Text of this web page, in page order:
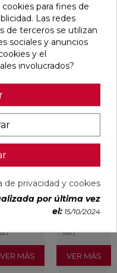
interesar
MATE
Colorker
VER MÁS
GREY MATE
29,5X59,5
Ref:
91086932
Colorker
PVP
32,07 €
incl.)
VER MÁS
para fines de
Las redes
de terceros se utilizan
sociales y anuncios
y el
involucrados?
de privacidad y cookies
por última vez
el: 15/10/2024